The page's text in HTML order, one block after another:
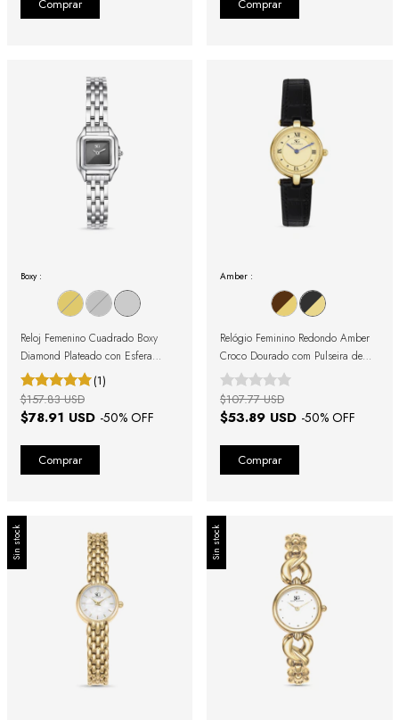
Boxy :
Reloj Femenino Cuadrado Boxy
Diamond Plateado con Esfera
Negra
(1)
$78.91 USD -50% OFF
$157.83 USD
Amber :
Relógio Feminino Redondo Amber
Croco Dourado com Pulseira de
Couro Preta
$53.89 USD -50% OFF
$107.77 USD
Sin stock Sin stock